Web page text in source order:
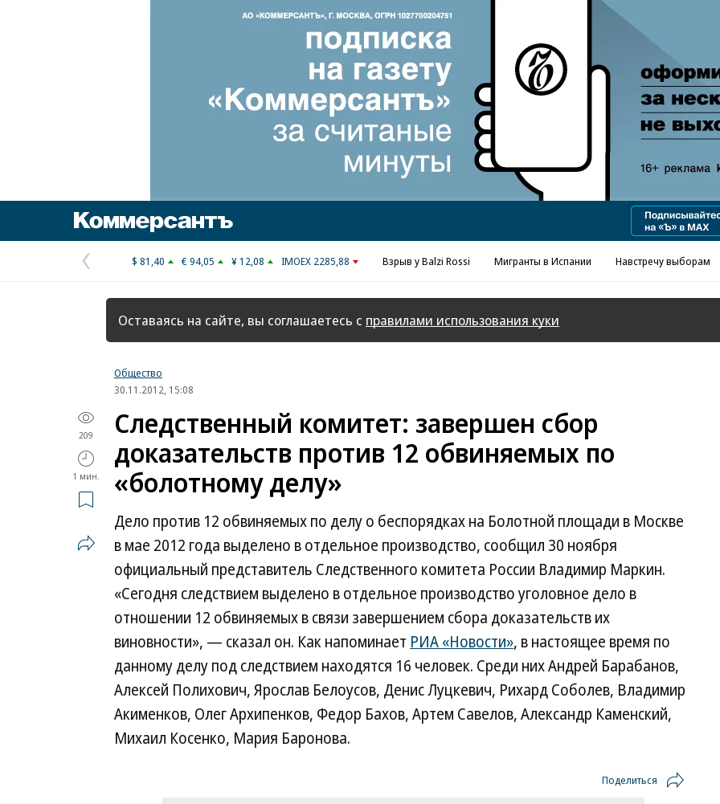
Реклама в «Ъ» www.kommersant.ru/ad
Предыдущая
страница
$ 81,40 € 94,05 ¥ 12,08 IMOEX 2285,88 Взрыв у Balzi Rossi Мигранты в Испании Навстречу выборам
Оставаясь на сайте, вы соглашаетесь с правилами использования куки
Общество
30.11.2012, 15:08
209
1 мин.
Следственный комитет: завершен сбор
доказательств против 12 обвиняемых по
«болотному делу»
Дело против 12 обвиняемых по делу о беспорядках на Болотной площади в Москве
в мае 2012 года выделено в отдельное производство, сообщил 30 ноября
официальный представитель Следственного комитета России Владимир Маркин.
«Сегодня следствием выделено в отдельное производство уголовное дело в
отношении 12 обвиняемых в связи завершением сбора доказательств их
виновности», — сказал он. Как напоминает РИА «Новости», в настоящее время по
данному делу под следствием находятся 16 человек. Среди них Андрей Барабанов,
Алексей Полихович, Ярослав Белоусов, Денис Луцкевич, Рихард Соболев, Владимир
Акименков, Олег Архипенков, Федор Бахов, Артем Савелов, Александр Каменский,
Михаил Косенко, Мария Баронова.
Поделиться